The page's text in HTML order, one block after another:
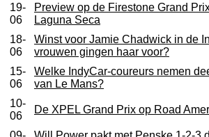
19-
06
Preview op de Firestone Grand
Laguna Seca
18-
06
Winst voor Jamie Chadwick in de
vrouwen gingen haar voor?
15-
06
Welke IndyCar-coureurs nemen
van Le Mans?
10-
06
De XPEL Grand Prix op Road